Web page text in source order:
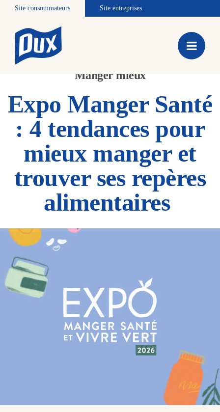
Site consommateurs Site entreprises
Manger mieux
Expo Manger Santé
: 4 tendances pour
mieux manger et
trouver ses repères
alimentaires